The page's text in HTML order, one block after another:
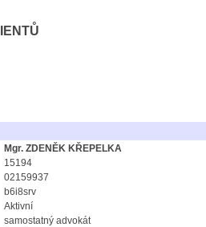
Mgr. ZDENĚK KŘEPELKA
15194
02159937
b6i8srv
Aktivní
samostatný advokát